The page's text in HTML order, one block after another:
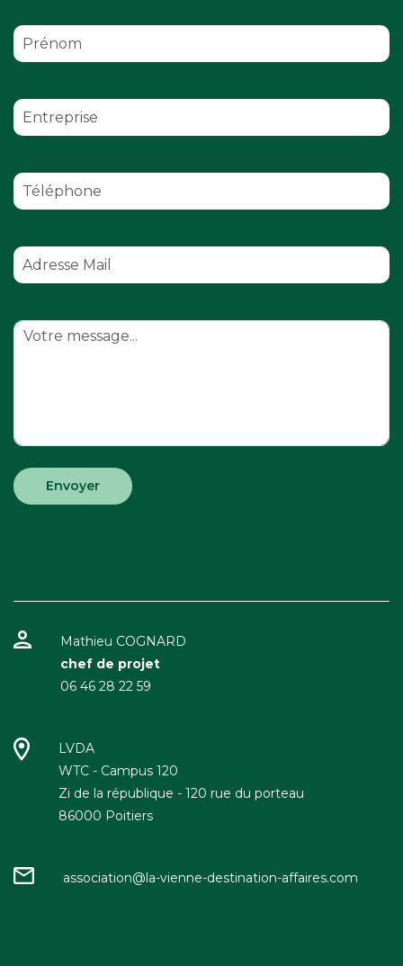
Mathieu COGNARD
chef de projet
06 46 28 22 59
LVDA
WTC - Campus 120
Zi de la république - 120 rue du porteau
86000 Poitiers
association@la-vienne-destination-affaires.com